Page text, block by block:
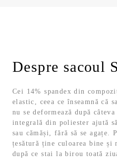
Despre sacoul
Cei 14% spandex din
elastic, ceea ce înseamnă că
nu se deformează după
integrală din poliester ajută
sau cămăși, fără să se agațe.
țesătură ține culoarea bine și
după ce stai la birou toată